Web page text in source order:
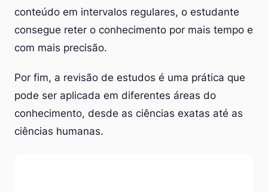
conteúdo em intervalos regulares, o estudante
consegue reter o conhecimento por mais tempo e
com mais precisão.
Por fim, a revisão de estudos é uma prática que
pode ser aplicada em diferentes áreas do
conhecimento, desde as ciências exatas até as
ciências humanas.